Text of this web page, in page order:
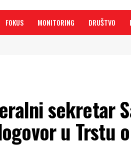
FOKUS MONITORING DRUŠTVO
sekretar
u Trstu